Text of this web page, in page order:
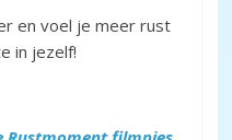
en voel je meer rust
in jezelf!